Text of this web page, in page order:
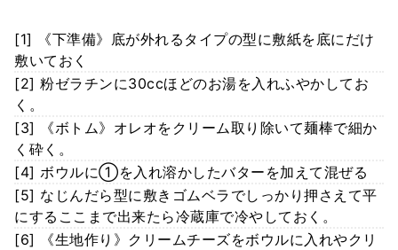
[1] 《下準備》底が外れるタイプの型に敷紙を底にだけ
敷いておく
[2] 粉ゼラチンに30ccほどのお湯を入れふやかしてお
く。
[3] 《ボトム》オレオをクリーム取り除いて麺棒で細か
く砕く。
[4] ボウルに①を入れ溶かしたバターを加えて混ぜる
[5] なじんだら型に敷きゴムベラでしっかり押さえて平
にするここまで出来たら冷蔵庫で冷やしておく。
[6] 《生地作り》クリームチーズをボウルに入れやクリ